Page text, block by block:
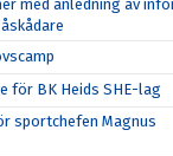
med anledning av
för BK Heids SHE-lag
sportchefen Magnus